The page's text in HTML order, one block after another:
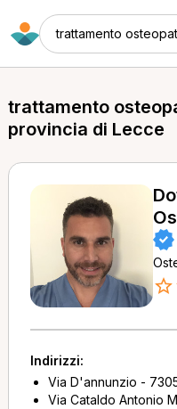
trattamento
trattamento
provincia di Lecce
Indirizzi:
Via D'annunzio -
Via Cataldo Antonio